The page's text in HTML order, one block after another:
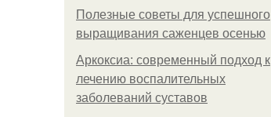
Полезные советы для успешного
выращивания саженцев осенью
Аркоксиа: современный подход к
лечению воспалительных
заболеваний суставов